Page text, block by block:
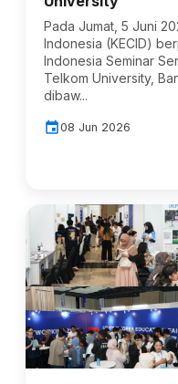
Pada Jumat, 5 Juni
Indonesia (KECID)
Indonesia Seminar
Telkom University,
dibaw...
event08 Jun 2026